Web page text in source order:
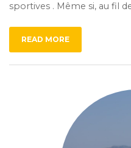
sportives . Même si, au fil
READ MORE